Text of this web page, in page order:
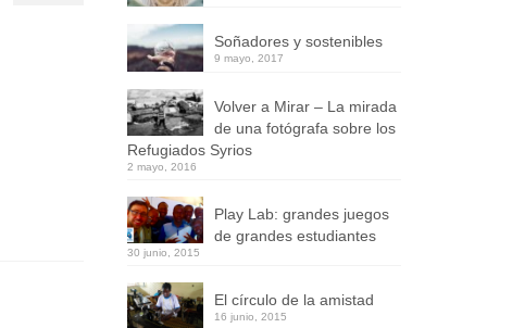
Soñadores y sostenibles
9 mayo, 2017
Volver a Mirar – La mirada
de una fotógrafa sobre los
Refugiados Syrios
2 mayo, 2016
Play Lab: grandes juegos
de grandes estudiantes
30 junio, 2015
El círculo de la amistad
16 junio, 2015